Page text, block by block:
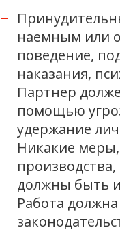
наемным или
поведение,
наказания,
Партнер
помощью
удержание
Никакие
должны быть
Работа